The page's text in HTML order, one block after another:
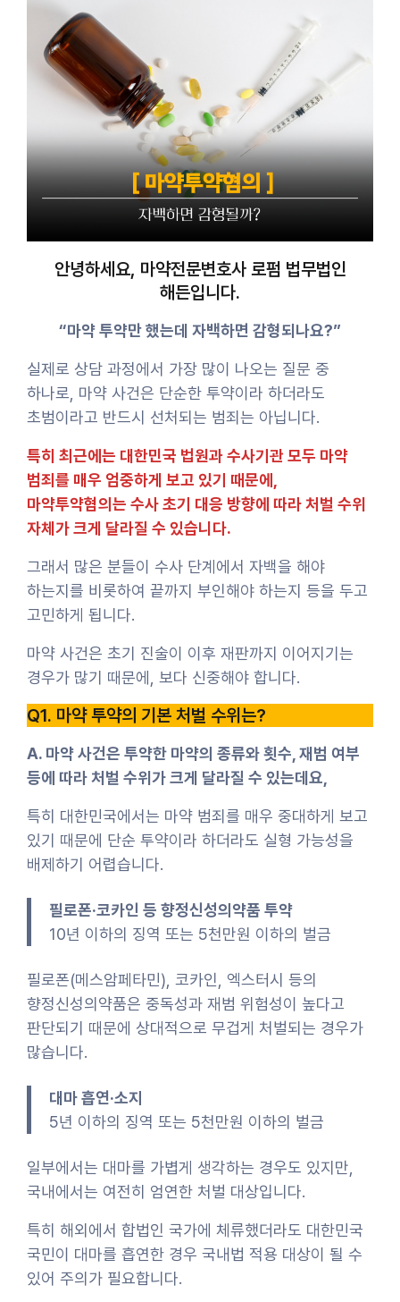
안녕하세요, 마약전문변호사 로펌 법무법인
해든입니다.
“마약 투약만 했는데 자백하면 감형되나요?”
실제로 상담 과정에서 가장 많이 나오는 질문 중
하나로, 마약 사건은 단순한 투약이라 하더라도
초범이라고 반드시 선처되는 범죄는 아닙니다.
특히 최근에는 대한민국 법원과 수사기관 모두 마약
범죄를 매우 엄중하게 보고 있기 때문에,
마약투약혐의는 수사 초기 대응 방향에 따라 처벌 수위
자체가 크게 달라질 수 있습니다.
그래서 많은 분들이 수사 단계에서 자백을 해야
하는지를 비롯하여 끝까지 부인해야 하는지 등을 두고
고민하게 됩니다.
마약 사건은 초기 진술이 이후 재판까지 이어지기는
경우가 많기 때문에, 보다 신중해야 합니다.
Q1. 마약 투약의 기본 처벌 수위는?
A. 마약 사건은 투약한 마약의 종류와 횟수, 재범 여부
등에 따라 처벌 수위가 크게 달라질 수 있는데요,
특히 대한민국에서는 마약 범죄를 매우 중대하게 보고
있기 때문에 단순 투약이라 하더라도 실형 가능성을
배제하기 어렵습니다.
필로폰·코카인 등 향정신성의약품 투약
10년 이하의 징역 또는 5천만원 이하의 벌금
필로폰(메스암페타민), 코카인, 엑스터시 등의
향정신성의약품은 중독성과 재범 위험성이 높다고
판단되기 때문에 상대적으로 무겁게 처벌되는 경우가
많습니다.
대마 흡연·소지
5년 이하의 징역 또는 5천만원 이하의 벌금
일부에서는 대마를 가볍게 생각하는 경우도 있지만,
국내에서는 여전히 엄연한 처벌 대상입니다.
특히 해외에서 합법인 국가에 체류했더라도 대한민국
국민이 대마를 흡연한 경우 국내법 적용 대상이 될 수
있어 주의가 필요합니다.